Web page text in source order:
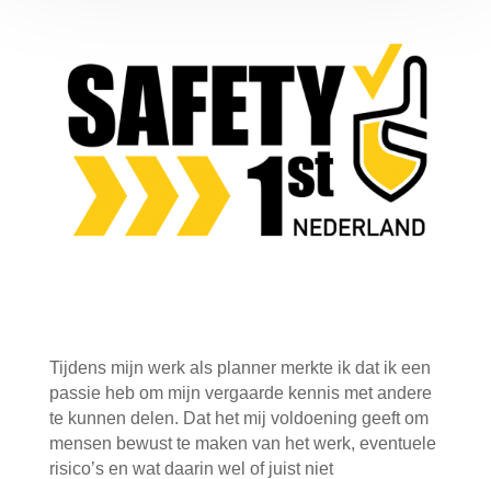
Tijdens mijn werk als planner merkte ik dat ik een
passie heb om mijn vergaarde kennis met andere
te kunnen delen. Dat het mij voldoening geeft om
mensen bewust te maken van het werk, eventuele
risico’s en wat daarin wel of juist niet